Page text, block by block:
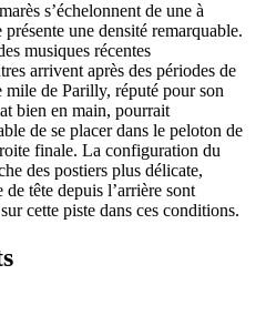
s’échelonnent de une à
une densité remarquable.
musiques récentes
arrivent après des périodes de
mile de Parilly, réputé pour son
bien en main, pourrait
de se placer dans le peloton de
finale. La configuration du
des postiers plus délicate,
tête depuis l’arrière sont
cette piste dans ces conditions.